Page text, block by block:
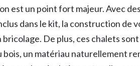
est un point fort majeur. Avec
dans le kit, la construction de
bricolage. De plus, ces chalets
bois, un matériau naturellement